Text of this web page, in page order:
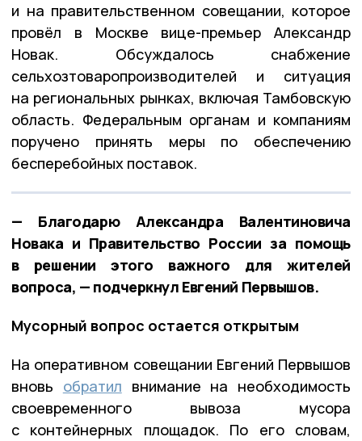
и на правительственном совещании, которое
провёл в Москве вице-премьер Александр
Новак. Обсуждалось снабжение
сельхозтоваропроизводителей и ситуация
на региональных рынках, включая Тамбовскую
область. Федеральным органам и компаниям
поручено принять меры по обеспечению
бесперебойных поставок.
— Благодарю Александра Валентиновича
Новака и Правительство России за помощь
в решении этого важного для жителей
вопроса, — подчеркнул Евгений Первышов.
Мусорный вопрос остается открытым
На оперативном совещании Евгений Первышов
вновь обратил внимание на необходимость
своевременного вывоза мусора
с контейнерных площадок. По его словам,